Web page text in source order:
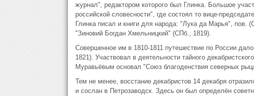
журнал", редактором которого был Глинка. Большое
российской словесности", где состоял то вице-
Глинка писал и книги для народа: "Лука да Марья", пов.
"Зиновий Богдан Хмельницкий" (СПб., 1819).
Совершенное им в 1810-1811 путешествие по России
1821). Участвовал в деятельности тайного
Муравьёвым основал "Союз благоденствия северных
Тем не менее, восстание декабристов 14 декабря
и сослан в Петрозаводск. Здесь он был определён